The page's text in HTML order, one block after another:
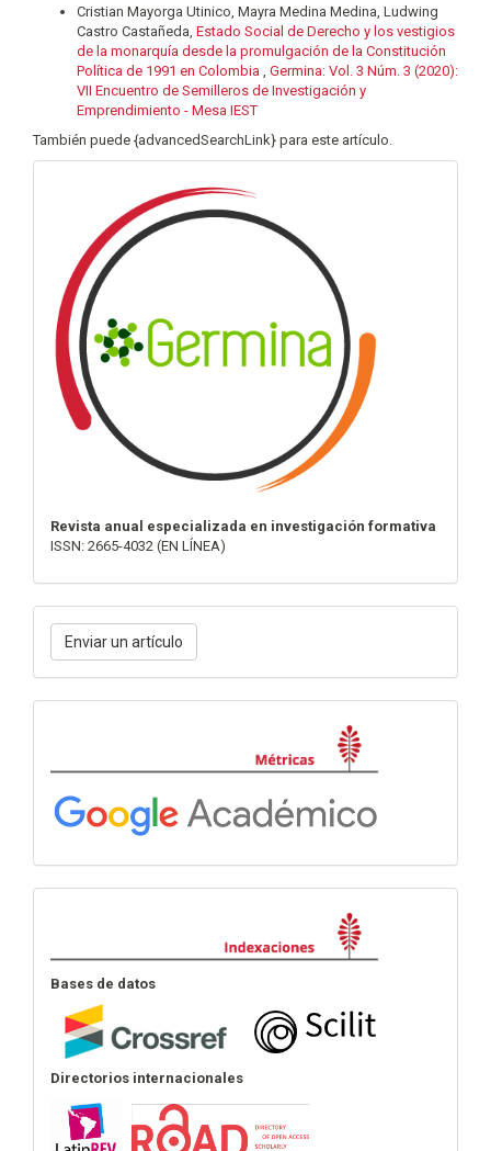
Cristian Mayorga Utinico, Mayra Medina Medina, Ludwing
Castro Castañeda, Estado Social de Derecho y los vestigios
de la monarquía desde la promulgación de la Constitución
Política de 1991 en Colombia , Germina: Vol. 3 Núm. 3 (2020):
VII Encuentro de Semilleros de Investigación y
Emprendimiento - Mesa IEST
También puede {advancedSearchLink} para este artículo.
Revista anual especializada en investigación formativa
ISSN: 2665-4032 (EN LÍNEA)
Enviar
un
artículo
Enviar un artículo
Bases de datos
Directorios internacionales